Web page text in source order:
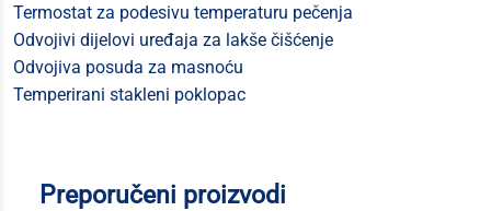
Termostat za podesivu temperaturu pečenja
Odvojivi dijelovi uređaja za lakše čišćenje
Odvojiva posuda za masnoću
Temperirani stakleni poklopac
Preporučeni proizvodi